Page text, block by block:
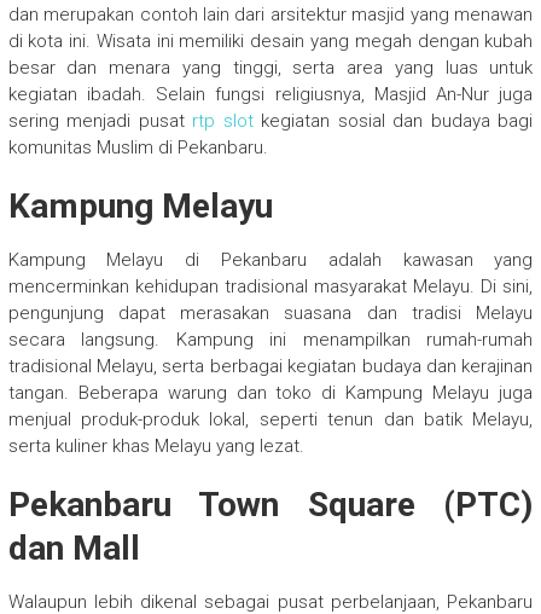
dan merupakan contoh lain dari arsitektur masjid yang menawan
di kota ini. Wisata ini memiliki desain yang megah dengan kubah
besar dan menara yang tinggi, serta area yang luas untuk
kegiatan ibadah. Selain fungsi religiusnya, Masjid An-Nur juga
sering menjadi pusat rtp slotkegiatan sosial dan budaya bagi
komunitas Muslim di Pekanbaru.
Kampung Melayu
Kampung Melayu di Pekanbaru adalah kawasan yang
mencerminkan kehidupan tradisional masyarakat Melayu. Di sini,
pengunjung dapat merasakan suasana dan tradisi Melayu
secara langsung. Kampung ini menampilkan rumah-rumah
tradisional Melayu, serta berbagai kegiatan budaya dan kerajinan
tangan. Beberapa warung dan toko di Kampung Melayu juga
menjual produk-produk lokal, seperti tenun dan batik Melayu,
serta kuliner khas Melayu yang lezat.
Pekanbaru Town Square (PTC)
dan Mall
Walaupun lebih dikenal sebagai pusat perbelanjaan, Pekanbaru